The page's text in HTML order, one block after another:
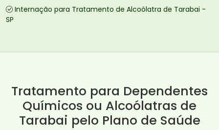
Internação para Tratamento de Alcoólatra de Tarabai -
SP
Tratamento para Dependentes
Químicos ou Alcoólatras de
Tarabai pelo Plano de Saúde